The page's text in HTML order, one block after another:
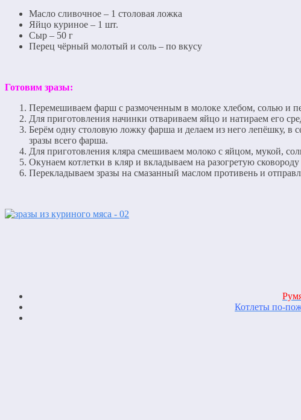
Масло сливочное – 1 столовая ложка
Яйцо куриное – 1 шт.
Сыр – 50 г
Перец чёрный молотый и соль – по вкусу
Готовим зразы:
Перемешиваем фарш с размоченным в молоке хлебом, солью и
Для приготовления начинки отвариваем яйцо и натираем его
Берём одну столовую ложку фарша и делаем из него лепёшку,
зразы всего фарша.
Для приготовления кляра смешиваем молоко с яйцом, мукой,
Окунаем котлетки в кляр и вкладываем на разогретую
Перекладываем зразы на смазанный маслом противень и
Котлеты по-